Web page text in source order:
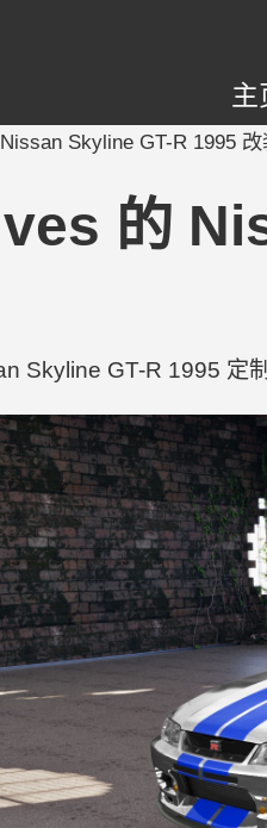
主
Skyline GT-R 1995 改
的
Skyline GT-R 1995 定